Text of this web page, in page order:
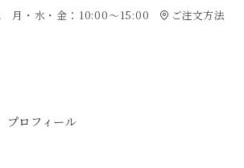
月・水・金：10:00〜15:00 ご注文方法
プロフィール